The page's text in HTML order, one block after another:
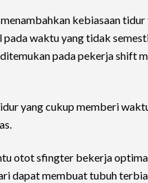
kebiasaan
waktu yang tidak
pada pekerja shift
yang cukup memberi
otot sfingter bekerja
dapat membuat tubuh